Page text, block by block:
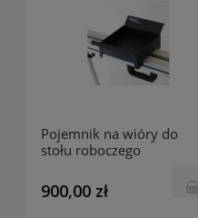
Pojemnik na wióry do
stołu roboczego
EXACT
900,00 zł